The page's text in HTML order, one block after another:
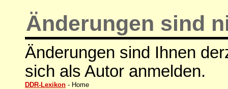
Änderungen sind
Änderungen sind Ihnen
sich als Autor anmelden.
DDR-Lexikon - Home